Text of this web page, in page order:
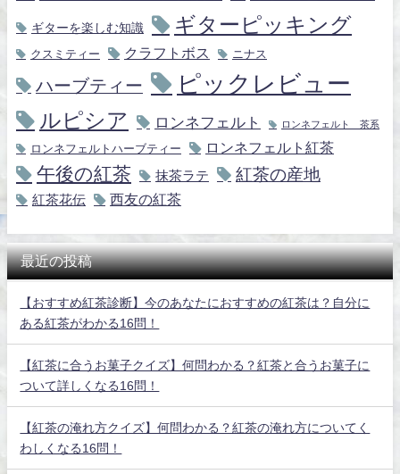
ギターを楽しむ知識 ギターピッキング
クスミティー クラフトボス ニナス
ハーブティー ピックレビュー
ルピシア ロンネフェルト ロンネフェルト 茶系
ロンネフェルトハーブティー ロンネフェルト紅茶
午後の紅茶 抹茶ラテ 紅茶の産地
紅茶花伝 西友の紅茶
最近の投稿
【おすすめ紅茶診断】今のあなたにおすすめの紅茶は？自分に
ある紅茶がわかる16問！
【紅茶に合うお菓子クイズ】何問わかる？紅茶と合うお菓子に
ついて詳しくなる16問！
【紅茶の淹れ方クイズ】何問わかる？紅茶の淹れ方についてく
わしくなる16問！